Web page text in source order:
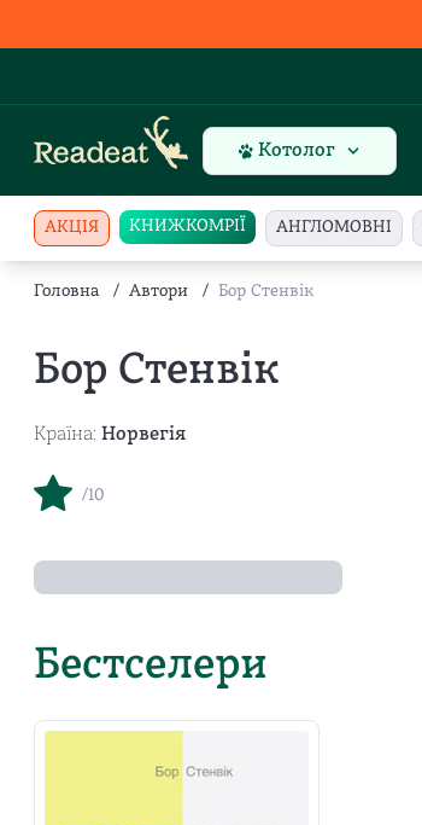
Котолог
АКЦІЯ КНИЖКОМРІЇ АНГЛОМОВНІ
Головна / Автори / Бор Стенвік
Бор Стенвік
Країна: Норвегія
/10
Бестселери